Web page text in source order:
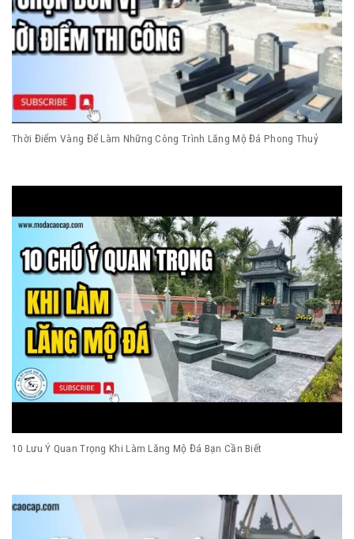
Thời Điểm Vàng Để Làm Những Công Trình Lăng Mộ Đá Phong Thuỷ
10 Lưu Ý Quan Trọng Khi Làm Lăng Mộ Đá Bạn Cần Biết